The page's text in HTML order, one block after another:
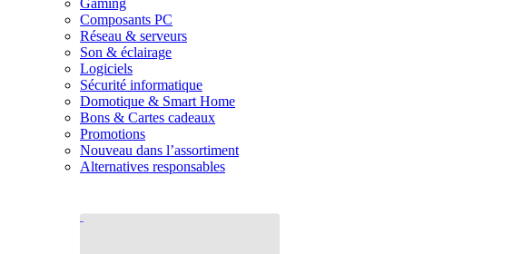
Gaming
Composants PC
Réseau & serveurs
Son & éclairage
Logiciels
Sécurité informatique
Domotique & Smart Home
Bons & Cartes cadeaux
Promotions
Nouveau dans l’assortiment
Alternatives responsables